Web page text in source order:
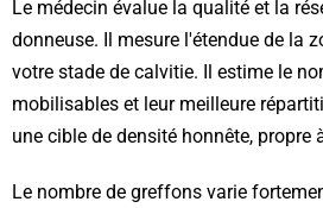
Le médecin évalue la qualité et la
donneuse. Il mesure l'étendue de la
votre stade de calvitie. Il estime le
mobilisables et leur meilleure
une cible de densité honnête, propre
Le nombre de greffons varie